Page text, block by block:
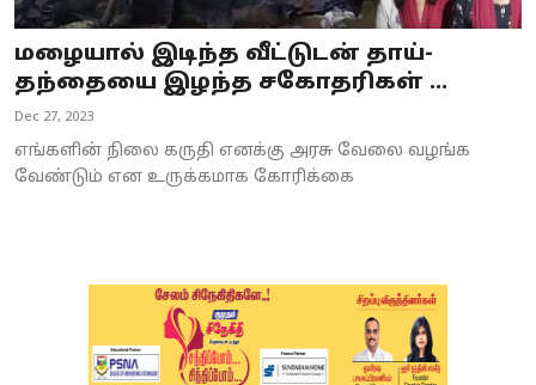
World
Astrology
Spirituality
Weather
மழையால் இடிந்த வீட்டுடன் தாய்-
தந்தையை இழந்த சகோதரிகள் ...
Dec 27, 2023
எங்களின் நிலை கருதி எனக்கு அரசு வேலை வழங்க
வேண்டும் என உருக்கமாக கோரிக்கை